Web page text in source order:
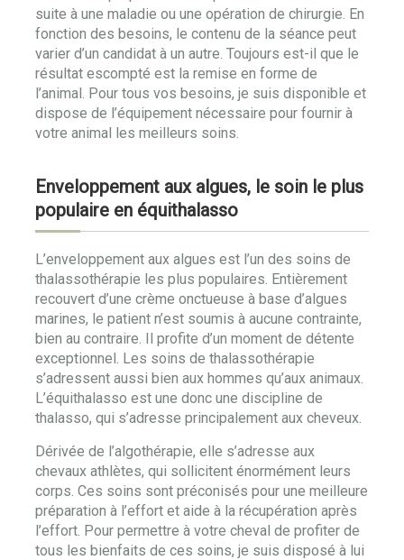
suite à une maladie ou une opération de chirurgie. En
fonction des besoins, le contenu de la séance peut
varier d’un candidat à un autre. Toujours est-il que le
résultat escompté est la remise en forme de
l’animal. Pour tous vos besoins, je suis disponible et
dispose de l’équipement nécessaire pour fournir à
votre animal les meilleurs soins.
Enveloppement aux algues, le soin le plus
populaire en équithalasso
L’enveloppement aux algues est l’un des soins de
thalassothérapie les plus populaires. Entièrement
recouvert d’une crème onctueuse à base d’algues
marines, le patient n’est soumis à aucune contrainte,
bien au contraire. Il profite d’un moment de détente
exceptionnel. Les soins de thalassothérapie
s’adressent aussi bien aux hommes qu’aux animaux.
L’équithalasso est une donc une discipline de
thalasso, qui s’adresse principalement aux cheveux.
Dérivée de l’algothérapie, elle s’adresse aux
chevaux athlètes, qui sollicitent énormément leurs
corps. Ces soins sont préconisés pour une meilleure
préparation à l’effort et aide à la récupération après
l’effort. Pour permettre à votre cheval de profiter de
tous les bienfaits de ces soins, je suis disposé à lui